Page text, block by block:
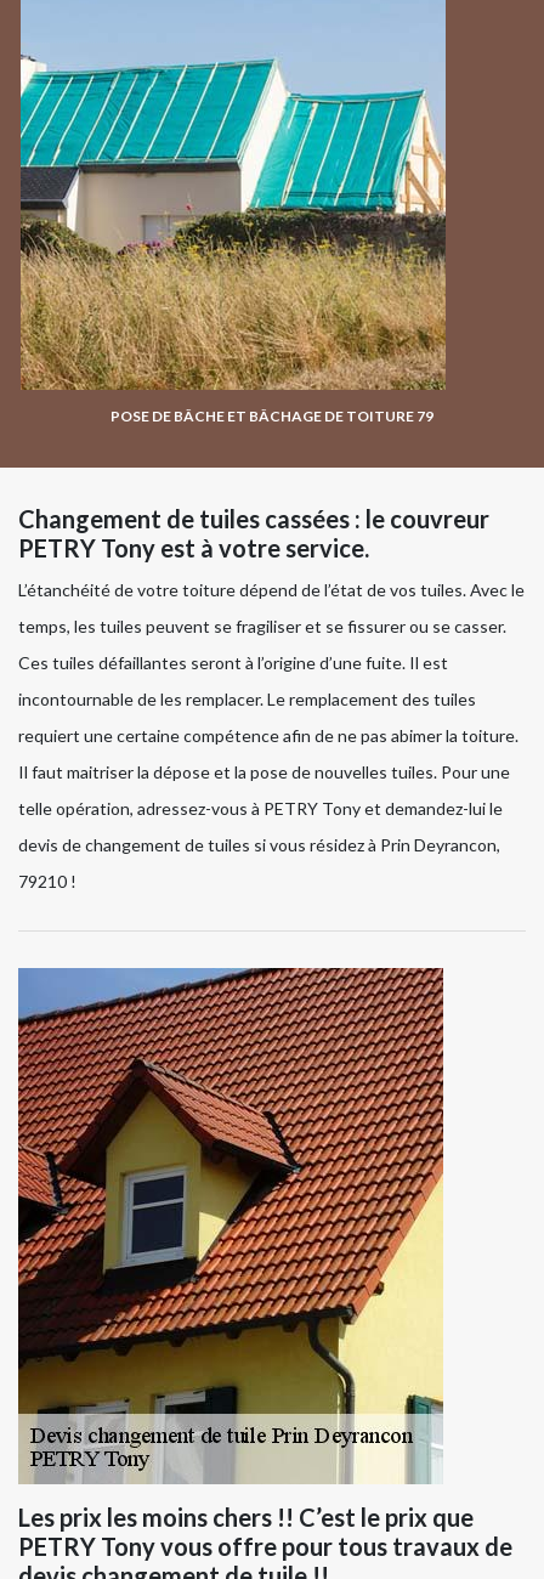
POSE DE BÂCHE ET BÂCHAGE DE TOITURE 79
Changement de tuiles cassées : le couvreur
PETRY Tony est à votre service.
L’étanchéité de votre toiture dépend de l’état de vos tuiles. Avec le
temps, les tuiles peuvent se fragiliser et se fissurer ou se casser.
Ces tuiles défaillantes seront à l’origine d’une fuite. Il est
incontournable de les remplacer. Le remplacement des tuiles
requiert une certaine compétence afin de ne pas abimer la toiture.
Il faut maitriser la dépose et la pose de nouvelles tuiles. Pour une
telle opération, adressez-vous à PETRY Tony et demandez-lui le
devis de changement de tuiles si vous résidez à Prin Deyrancon,
79210 !
Les prix les moins chers !! C’est le prix que
PETRY Tony vous offre pour tous travaux de